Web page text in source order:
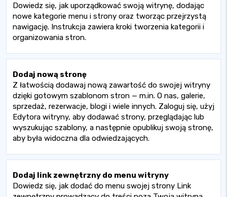
Dowiedz się, jak uporządkować swoją witrynę, dodając
nowe kategorie menu i strony oraz tworząc przejrzystą
nawigację. Instrukcja zawiera kroki tworzenia kategorii i
organizowania stron.
Dodaj nową stronę
Z łatwością dodawaj nową zawartość do swojej witryny
dzięki gotowym szablonom stron — m.in. O nas, galerie,
sprzedaż, rezerwacje, blogi i wiele innych. Zaloguj się, użyj
Edytora witryny, aby dodawać strony, przeglądając lub
wyszukując szablony, a następnie opublikuj swoją stronę,
aby była widoczna dla odwiedzających.
Dodaj link zewnętrzny do menu witryny
Dowiedz się, jak dodać do menu swojej strony Link